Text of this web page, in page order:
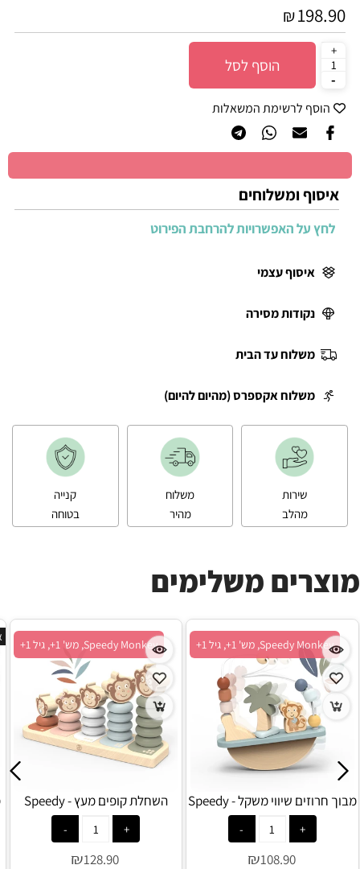
₪198.90
הוסף לסל
הוסף לרשימת המשאלות
איסוף ומשלוחים
לחץ על האפשרויות להרחבת הפירוט
איסוף עצמי
נקודות מסירה
משלוח עד הבית
משלוח אקספרס (מהיום להיום)
שירות
מהלב
משלוח
מהיר
קנייה
בטוחה
מוצרים משלימים
Speedy Monkey, מש' 1+, גיל 1+
השחלת קופים מעץ - Speedy
Monkey
₪128.90
Speedy Monkey, מש' 1+, גיל 1+
מבוך חרוזים שיווי משקל - Speedy
Monkey
₪108.90